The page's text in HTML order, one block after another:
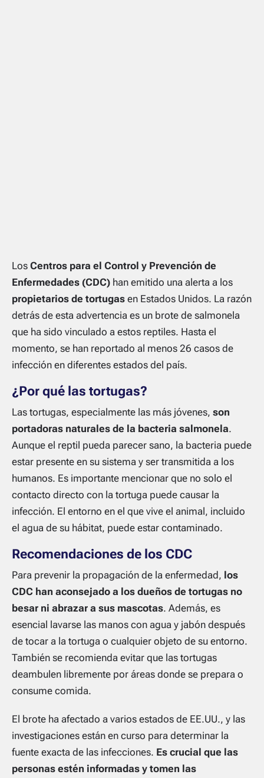
Los Centros para el Control y Prevención de
Enfermedades (CDC) han emitido una alerta a los
propietarios de tortugas en Estados Unidos. La razón
detrás de esta advertencia es un brote de salmonela
que ha sido vinculado a estos reptiles. Hasta el
momento, se han reportado al menos 26 casos de
infección en diferentes estados del país.
¿Por qué las tortugas?
Las tortugas, especialmente las más jóvenes, son
portadoras naturales de la bacteria salmonela.
Aunque el reptil pueda parecer sano, la bacteria puede
estar presente en su sistema y ser transmitida a los
humanos. Es importante mencionar que no solo el
contacto directo con la tortuga puede causar la
infección. El entorno en el que vive el animal, incluido
el agua de su hábitat, puede estar contaminado.
Recomendaciones de los CDC
Para prevenir la propagación de la enfermedad, los
CDC han aconsejado a los dueños de tortugas no
besar ni abrazar a sus mascotas. Además, es
esencial lavarse las manos con agua y jabón después
de tocar a la tortuga o cualquier objeto de su entorno.
También se recomienda evitar que las tortugas
deambulen libremente por áreas donde se prepara o
consume comida.
El brote ha afectado a varios estados de EE.UU., y las
investigaciones están en curso para determinar la
fuente exacta de las infecciones. Es crucial que las
personas estén informadas y tomen las